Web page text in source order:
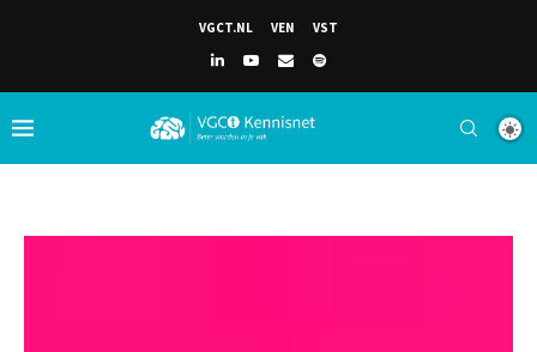
VGCT.NL VEN VST